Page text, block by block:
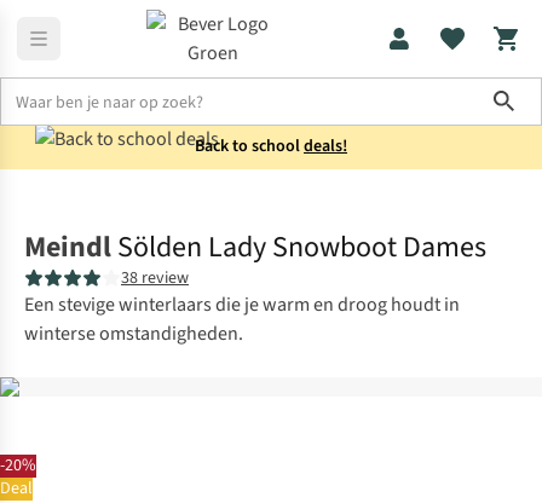
Back to schooldeals!
-20%
Deal
MeindlSölden Lady Snowboot Dames
38 review
Een stevige winterlaars die je warm en droog houdt in
winterse omstandigheden.